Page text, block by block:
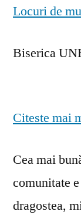
Locuri de
Biserica
Citeste mai
Cea mai
comunitate
dragostea,